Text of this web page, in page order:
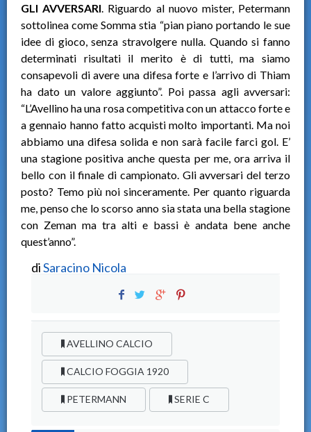
GLI AVVERSARI. Riguardo al nuovo mister, Petermann
sottolinea come Somma stia “pian piano portando le sue
idee di gioco, senza stravolgere nulla. Quando si fanno
determinati risultati il merito è di tutti, ma siamo
consapevoli di avere una difesa forte e l’arrivo di Thiam
ha dato un valore aggiunto”. Poi passa agli avversari:
“L’Avellino ha una rosa competitiva con un attacco forte e
a gennaio hanno fatto acquisti molto importanti. Ma noi
abbiamo una difesa solida e non sarà facile farci gol. E’
una stagione positiva anche questa per me, ora arriva il
bello con il finale di campionato. Gli avversari del terzo
posto? Temo più noi sinceramente. Per quanto riguarda
me, penso che lo scorso anno sia stata una bella stagione
con Zeman ma tra alti e bassi è andata bene anche
quest’anno”.
diSaracino Nicola
AVELLINO CALCIO
CALCIO FOGGIA 1920
PETERMANN SERIE C